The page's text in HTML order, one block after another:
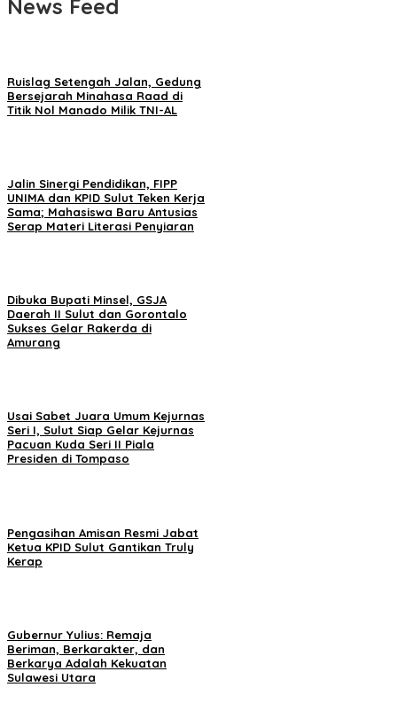
News Feed
Ruislag Setengah Jalan, Gedung
Bersejarah Minahasa Raad di
Titik Nol Manado Milik TNI-AL
Jalin Sinergi Pendidikan, FIPP
UNIMA dan KPID Sulut Teken Kerja
Sama; Mahasiswa Baru Antusias
Serap Materi Literasi Penyiaran
Dibuka Bupati Minsel, GSJA
Daerah II Sulut dan Gorontalo
Sukses Gelar Rakerda di
Amurang
Usai Sabet Juara Umum Kejurnas
Seri I, Sulut Siap Gelar Kejurnas
Pacuan Kuda Seri II Piala
Presiden di Tompaso
Pengasihan Amisan Resmi Jabat
Ketua KPID Sulut Gantikan Truly
Kerap
Gubernur Yulius: Remaja
Beriman, Berkarakter, dan
Berkarya Adalah Kekuatan
Sulawesi Utara